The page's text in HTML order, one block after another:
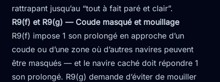
rattrapant jusqu’au “tout à fait paré et clair”.
R9(f) et R9(g) — Coude masqué et mouillage
R9(f) impose 1 son prolongé en approche d’un
coude ou d’une zone où d’autres navires peuvent
être masqués — et le navire caché doit répondre 1
son prolongé. R9(g) demande d’éviter de mouiller